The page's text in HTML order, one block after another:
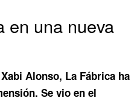
en una nueva
Alonso, La Fábrica ha
Se vio en el